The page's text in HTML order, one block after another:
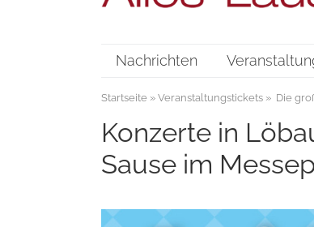
Nachrichten
Startseite» Veranstaltungstickets» Die
Konzerte in
Sause im